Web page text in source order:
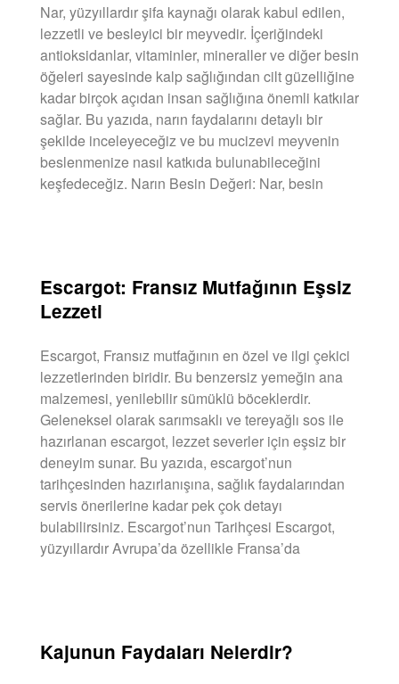
Nar, yüzyıllardır şifa kaynağı olarak kabul edilen,
lezzetli ve besleyici bir meyvedir. İçeriğindeki
antioksidanlar, vitaminler, mineraller ve diğer besin
öğeleri sayesinde kalp sağlığından cilt güzelliğine
kadar birçok açıdan insan sağlığına önemli katkılar
sağlar. Bu yazıda, narın faydalarını detaylı bir
şekilde inceleyeceğiz ve bu mucizevi meyvenin
beslenmenize nasıl katkıda bulunabileceğini
keşfedeceğiz. Narın Besin Değeri: Nar, besin
Escargot: Fransız Mutfağının Eşsiz
Lezzeti
Escargot, Fransız mutfağının en özel ve ilgi çekici
lezzetlerinden biridir. Bu benzersiz yemeğin ana
malzemesi, yenilebilir sümüklü böceklerdir.
Geleneksel olarak sarımsaklı ve tereyağlı sos ile
hazırlanan escargot, lezzet severler için eşsiz bir
deneyim sunar. Bu yazıda, escargot’nun
tarihçesinden hazırlanışına, sağlık faydalarından
servis önerilerine kadar pek çok detayı
bulabilirsiniz. Escargot’nun Tarihçesi Escargot,
yüzyıllardır Avrupa’da özellikle Fransa’da
Kajunun Faydaları Nelerdir?